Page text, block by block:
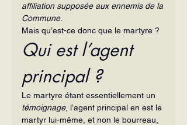
affiliation supposée aux ennemis de la
Commune.
Mais qu’est-ce donc que le martyre ?
Qui est l’agent
principal ?
Le martyre étant essentiellement un
témoignage, l’agent principal en est le
martyr lui-même, et non le bourreau,